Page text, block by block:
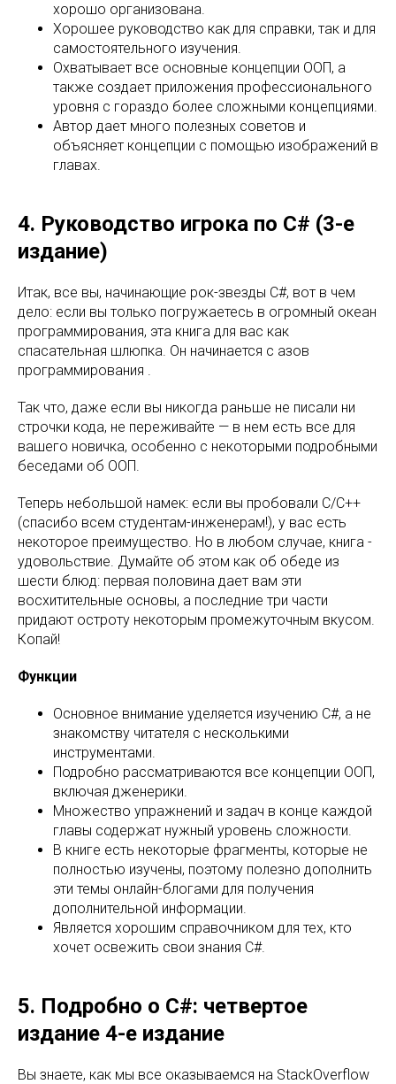
хорошо организована.
Хорошее руководство как для справки, так и для
самостоятельного изучения.
Охватывает все основные концепции ООП, а
также создает приложения профессионального
уровня с гораздо более сложными концепциями.
Автор дает много полезных советов и
объясняет концепции с помощью изображений в
главах.
4. Руководство игрока по C# (3-е
издание)
Итак, все вы, начинающие рок-звезды C#, вот в чем
дело: если вы только погружаетесь в огромный океан
программирования, эта книга для вас как
спасательная шлюпка. Он начинается с азов
программирования .
Так что, даже если вы никогда раньше не писали ни
строчки кода, не переживайте — в нем есть все для
вашего новичка, особенно с некоторыми подробными
беседами об ООП.
Теперь небольшой намек: если вы пробовали C/C++
(спасибо всем студентам-инженерам!), у вас есть
некоторое преимущество. Но в любом случае, книга -
удовольствие. Думайте об этом как об обеде из
шести блюд: первая половина дает вам эти
восхитительные основы, а последние три части
придают остроту некоторым промежуточным вкусом.
Копай!
Функции
Основное внимание уделяется изучению C#, а не
знакомству читателя с несколькими
инструментами.
Подробно рассматриваются все концепции ООП,
включая дженерики.
Множество упражнений и задач в конце каждой
главы содержат нужный уровень сложности.
В книге есть некоторые фрагменты, которые не
полностью изучены, поэтому полезно дополнить
эти темы онлайн-блогами для получения
дополнительной информации.
Является хорошим справочником для тех, кто
хочет освежить свои знания C#.
5. Подробно о C#: четвертое
издание 4-е издание
Вы знаете, как мы все оказываемся на StackOverflow